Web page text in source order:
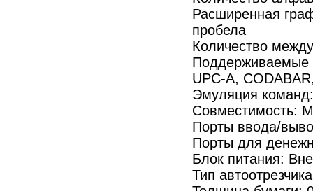
Расширенная
пробела
Количество
Поддерживаемые
UPC-A,
Эмуляция
Совместимость:
Порты ввода/
Порты для
Блок питания:
Тип